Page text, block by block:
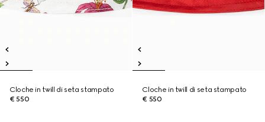
Cloche in twill di seta stampato
€ 550
Cloche in twill di seta stampato
€ 550